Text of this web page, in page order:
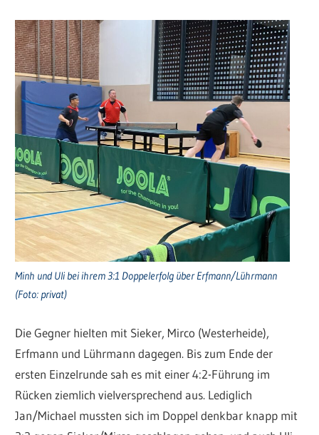
Minh und Uli bei ihrem 3:1 Doppelerfolg über Erfmann/Lührmann
(Foto: privat)
Die Gegner hielten mit Sieker, Mirco (Westerheide),
Erfmann und Lührmann dagegen. Bis zum Ende der
ersten Einzelrunde sah es mit einer 4:2-Führung im
Rücken ziemlich vielversprechend aus. Lediglich
Jan/Michael mussten sich im Doppel denkbar knapp mit